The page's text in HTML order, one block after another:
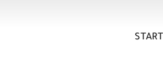
START